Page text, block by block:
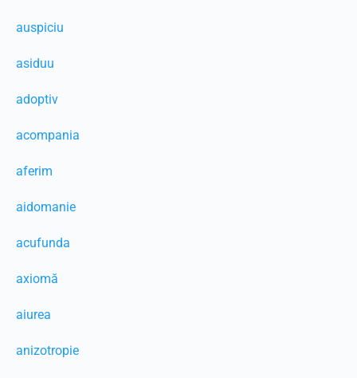
auspiciu
asiduu
adoptiv
acompania
aferim
aidomanie
acufunda
axiomă
aiurea
anizotropie